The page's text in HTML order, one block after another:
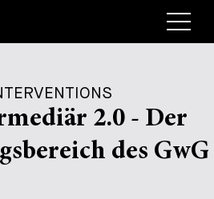
+
+
2.0 - Der
des GwG